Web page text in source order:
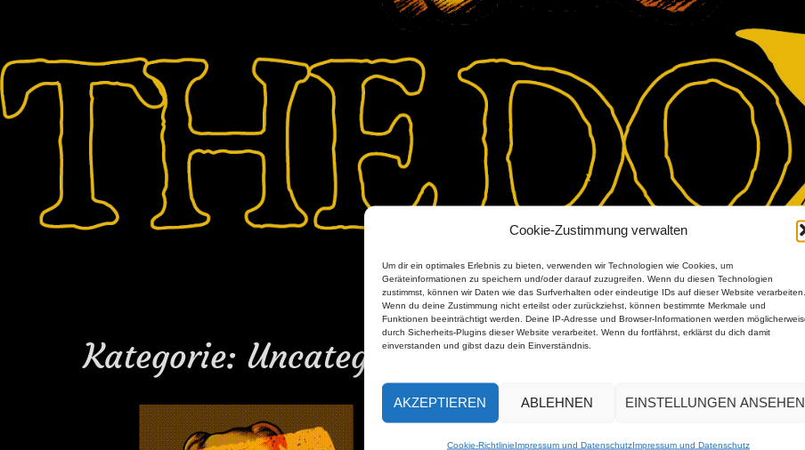
Cookie-Zustimmung verwalten
Um dir ein optimales Erlebnis zu bieten, verwenden wir Technologien wie Cookies, um
Geräteinformationen zu speichern und/oder darauf zuzugreifen. Wenn du diesen Technologien
zustimmst, können wir Daten wie das Surfverhalten oder eindeutige IDs auf dieser Website verarbeiten.
Wenn du deine Zustimmung nicht erteilst oder zurückziehst, können bestimmte Merkmale und
Funktionen beeinträchtigt werden. Deine IP-Adresse und Browser-Informationen werden
durch Sicherheits-Plugins dieser Website verarbeitet. Wenn du fortfährst, erklärst du dich damit
einverstanden und gibst dazu dein Einverständnis.
AKZEPTIEREN ABLEHNEN EINSTELLUNGEN ANSEHEN
Cookie-RichtlinieImpressum und DatenschutzImpressum und Datenschutz
Kategorie:Uncategorized